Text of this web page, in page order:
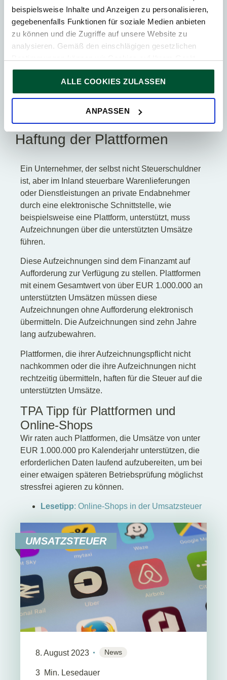
beispielsweise Inhalte und Anzeigen zu personalisieren,
gegebenenfalls Funktionen für soziale Medien anbieten
zu können und die Zugriffe auf unsere Website zu
analysieren. Gemäß den einschlägigen gesetzlichen
speichern, wenn diese für den Betrieb unserer Website
unbedingt notwendig sind. Für alle anderen Cookie-Typen
ersuchen wir um Ihre Einwilligung.
Sie können Ihre Einwilligung jederzeit in der
ALLE COOKIES ZULASSEN
ANPASSEN
Elektrofahrräder und Selbstbalance-Roller mit
ausschließlich elektrischem oder
elektrohydraulischem Antrieb.
Steuerreform für Unternehmer
7. Aufzeichnungspflichten und
Haftung der Plattformen
Ein Unternehmer, der selbst nicht Steuerschuldner
ist, aber im Inland steuerbare Warenlieferungen
oder Dienstleistungen an private Endabnehmer
durch eine elektronische Schnittstelle, wie
beispielsweise eine Plattform, unterstützt, muss
Aufzeichnungen über die unterstützten Umsätze
führen.
Diese Aufzeichnungen sind dem Finanzamt auf
Aufforderung zur Verfügung zu stellen. Plattformen
mit einem Gesamtwert von über EUR 1.000.000 an
unterstützten Umsätzen müssen diese
Aufzeichnungen ohne Aufforderung elektronisch
übermitteln. Die Aufzeichnungen sind zehn Jahre
lang aufzubewahren.
Plattformen, die ihrer Aufzeichnungspflicht nicht
nachkommen oder die ihre Aufzeichnungen nicht
rechtzeitig übermitteln, haften für die Steuer auf die
unterstützten Umsätze.
TPA Tipp für Plattformen und
Online-Shops
Wir raten auch Plattformen, die Umsätze von unter
EUR 1.000.000 pro Kalenderjahr unterstützen, die
erforderlichen Daten laufend aufzubereiten, um bei
einer etwaigen späteren Betriebsprüfung möglichst
stressfrei agieren zu können.
Lesetipp: Online-Shops in der Umsatzsteuer
UMSATZSTEUER
8. August 2023 News
3 Min. Lesedauer